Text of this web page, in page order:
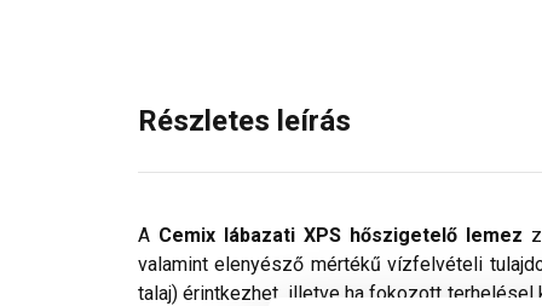
Részletes leírás
A Cemix lábazati XPS hőszigetelő lemez
valamint elenyésző mértékű vízfelvételi
talaj) érintkezhet, illetve ha fokozott